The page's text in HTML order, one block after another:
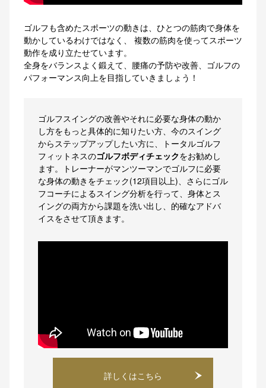
ゴルフも含めたスポーツの動きは、ひとつの筋肉で身体を
動かしているわけではなく、 複数の筋肉を使ってスポーツ
動作を成り立たせています。
全身をバランスよく鍛えて、腰痛の予防や改善、ゴルフの
パフォーマンス向上を目指していきましょう！
ゴルフスイングの改善やそれに必要な身体の動か
し方をもっと具体的に知りたい方、今のスイング
からステップアップしたい方に、トータルゴルフ
フィットネスのゴルフボディチェックをお勧めし
ます。トレーナーがマンツーマンでゴルフに必要
な身体の動きをチェック(12項目以上)、さらにゴル
フコーチによるスイング分析を行って、身体とス
イングの両方から課題を洗い出し、的確なアドバ
イスをさせて頂きます。
詳しくはこちら